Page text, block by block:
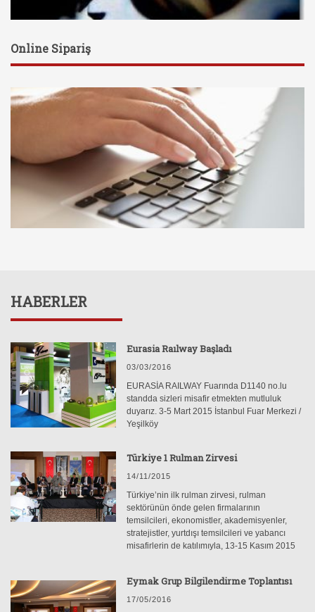
Online Sipariş
HABERLER
Eurasia Raılway Başladı
03/03/2016
EURASİA RAILWAY Fuarında D1140 no.lu
standda sizleri misafir etmekten mutluluk
duyarız. 3-5 Mart 2015 İstanbul Fuar Merkezi /
Yeşilköy
Türkiye 1 Rulman Zirvesi
14/11/2015
Türkiye’nin ilk rulman zirvesi, rulman
sektörünün önde gelen firmalarının
temsilcileri, ekonomistler, akademisyenler,
stratejistler, yurtdışı temsilcileri ve yabancı
misafirlerin de katılımıyla, 13-15 Kasım 2015
1.RULMAN ZİRVESİ’nin ev sahipliğini
RULDER (Rulman İmalatçıları, İthalatçıları ve
Eymak Grup Bilgilendirme Toplantısı
17/05/2016